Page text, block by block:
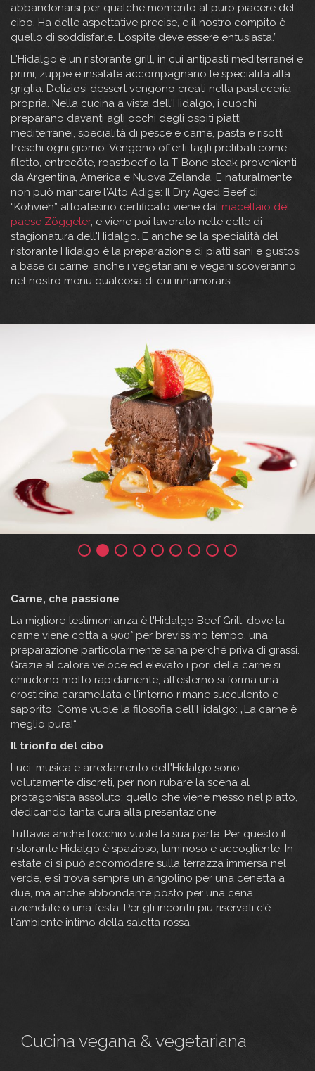
abbandonarsi per qualche momento al puro piacere del
cibo. Ha delle aspettative precise, e il nostro compito è
quello di soddisfarle. L'ospite deve essere entusiasta.”
L'Hidalgo è un ristorante grill, in cui antipasti mediterranei e
primi, zuppe e insalate accompagnano le specialità alla
griglia. Deliziosi dessert vengono creati nella pasticceria
propria. Nella cucina a vista dell'Hidalgo, i cuochi
preparano davanti agli occhi degli ospiti piatti
mediterranei, specialità di pesce e carne, pasta e risotti
freschi ogni giorno. Vengono offerti tagli prelibati come
filetto, entrecôte, roastbeef o la T-Bone steak provenienti
da Argentina, America e Nuova Zelanda. E naturalmente
non può mancare l'Alto Adige: Il Dry Aged Beef di
“Kohvieh” altoatesino certificato viene dal macellaio del
paese Zöggeler, e viene poi lavorato nelle celle di
stagionatura dell'Hidalgo. E anche se la specialità del
ristorante Hidalgo è la preparazione di piatti sani e gustosi
a base di carne, anche i vegetariani e vegani scoveranno
nel nostro menu qualcosa di cui innamorarsi.
Carne, che passione
La migliore testimonianza è l'Hidalgo Beef Grill, dove la
carne viene cotta a 900° per brevissimo tempo, una
preparazione particolarmente sana perché priva di grassi.
Grazie al calore veloce ed elevato i pori della carne si
chiudono molto rapidamente, all'esterno si forma una
crosticina caramellata e l'interno rimane succulento e
saporito. Come vuole la filosofia dell'Hidalgo: „La carne è
meglio pura!“
Il trionfo del cibo
Luci, musica e arredamento dell'Hidalgo sono
volutamente discreti, per non rubare la scena al
protagonista assoluto: quello che viene messo nel piatto,
dedicando tanta cura alla presentazione.
Tuttavia anche l'occhio vuole la sua parte. Per questo il
ristorante Hidalgo è spazioso, luminoso e accogliente. In
estate ci si può accomodare sulla terrazza immersa nel
verde, e si trova sempre un angolino per una cenetta a
due, ma anche abbondante posto per una cena
aziendale o una festa. Per gli incontri più riservati c'è
l'ambiente intimo della saletta rossa.
Cucina vegana & vegetariana